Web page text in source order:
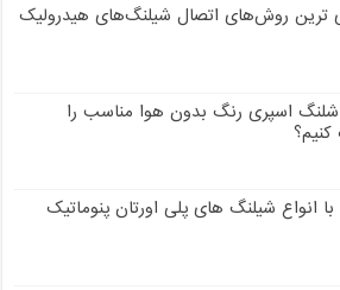
ترین روش‌های اتصال شیلنگ‌های هیدرولیک
اسپری رنگ بدون هوا مناسب را
کنیم؟
با انواع شیلنگ های پلی اورتان پنوماتیک